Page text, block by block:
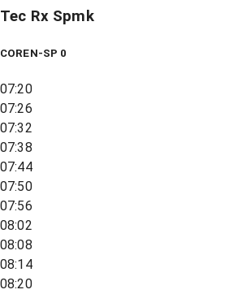
Tec Rx Spmk
COREN-SP 0
07:20
07:26
07:32
07:38
07:44
07:50
07:56
08:02
08:08
08:14
08:20